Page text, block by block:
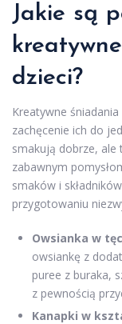
Jakie są
dzieci?
Kreatywne
zachęcenie ich do
smakują dobrze, ale
zabawnym
smaków i
przygotowaniu
Owsianka w
owsiankę z
puree z buraka,
z pewnością
Kanapki w